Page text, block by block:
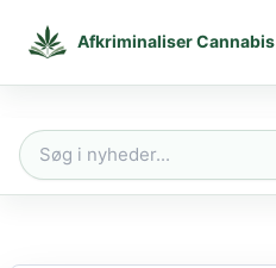
Afkriminaliser Cannabis
Søg